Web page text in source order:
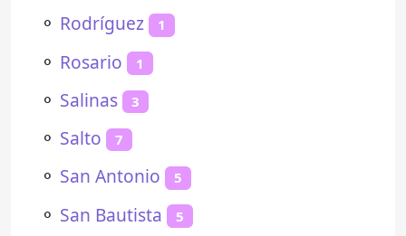
⚬ Rodríguez 1
⚬ Rosario 1
⚬ Salinas 3
⚬ Salto 7
⚬ San Antonio 5
⚬ San Bautista 5